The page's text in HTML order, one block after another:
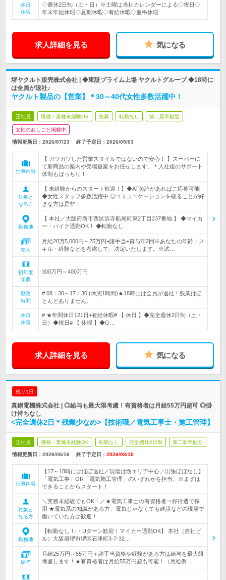
休日
休暇
◇週休2日制（土・日）※土曜は当社カレンダーによる◇祝日◇
年末年始休暇◇夏期休暇◇有給休暇◇慶弔休暇
求人詳細を見る 気になる
堺ヤクルト販売株式会社 | ◆東証プライム上場 ヤクルトグループ ◆18時に
は全員が退社♪
ヤクルト製品の【営業】＊30～40代女性多数活躍中！
正社員 職種・業種未経験OK 急募 転勤なし 第二新卒歓迎
女性のおしごと掲載中
情報更新日：2026/07/23 終了予定日： 2026/09/03
仕事内容
【 ガツガツした営業スタイルではないので安心！ 】スーパーに
て新商品の案内や売場提案をお任せします。＊入社後のサポート
体制もばっちり！
対象と
なる方
【 未経験からのスタート歓迎！】◆AT免許があればご応募可能
◆女性スタッフ多数活躍中 ◎コミュニケーションを取ることが好
きな方は是非！
勤務地
【 本社／大阪府堺市西区浜寺船尾町東2丁目237番地 】 ◆マイカ
ー・バイク通勤OK！ ◆転勤なし
給与
月給20万5,000円～25万円+諸手当+賞与年2回※あなたの年齢・ス
キル・経験などを考慮して、決定いたします。※試…
初年度
年収
300万円～400万円
勤務
時間
# 08：30～17：30 (休憩1時間)★18時には全員が退社！残業はほ
とんどありません。
休日
休暇
# ★年間休日121日+有給休暇# 【 休日 】◆完全週休2日制（土・
日）◆祝日# 【 休暇 】◆G…
求人詳細を見る 気になる
残り1日
真鍋電機株式会社 | ◎給与も最大限考慮！有資格者は月給55万円超可 ◎掛
け持ちなし
<完全週休2日＊残業少なめ>【技術職／電気工事士・施工管理】
正社員 職種・業種未経験OK 転勤なし 完全週休2日制 第二新卒歓迎
情報更新日：2026/06/16 終了予定日： 2026/08/10
仕事内容
【17～18時にはほぼ退社／現場は堺エリア中心／出張ほぼなし】
「電気工事」OR「電気施工管理」のいずれかを担当。※まずは
できることからスタート！
対象と
なる方
＼実務未経験でもOK！／★電気工事士の有資格者⇒好待遇で採
用 ★電気系の知識がある方、電気じゃなくても建設などの現場で
働いていた方は歓迎！
勤務地
【転勤なし！I・Uターン歓迎！マイカー通勤OK】 本社（自社ビ
ル）大阪府堺市堺区石津町3-7-32…
給与
月給25万円～55万円＋諸手当資格や経験がある方は給与を最大限
考慮します！★有資格者は月給55万円超も可能！（月給例…